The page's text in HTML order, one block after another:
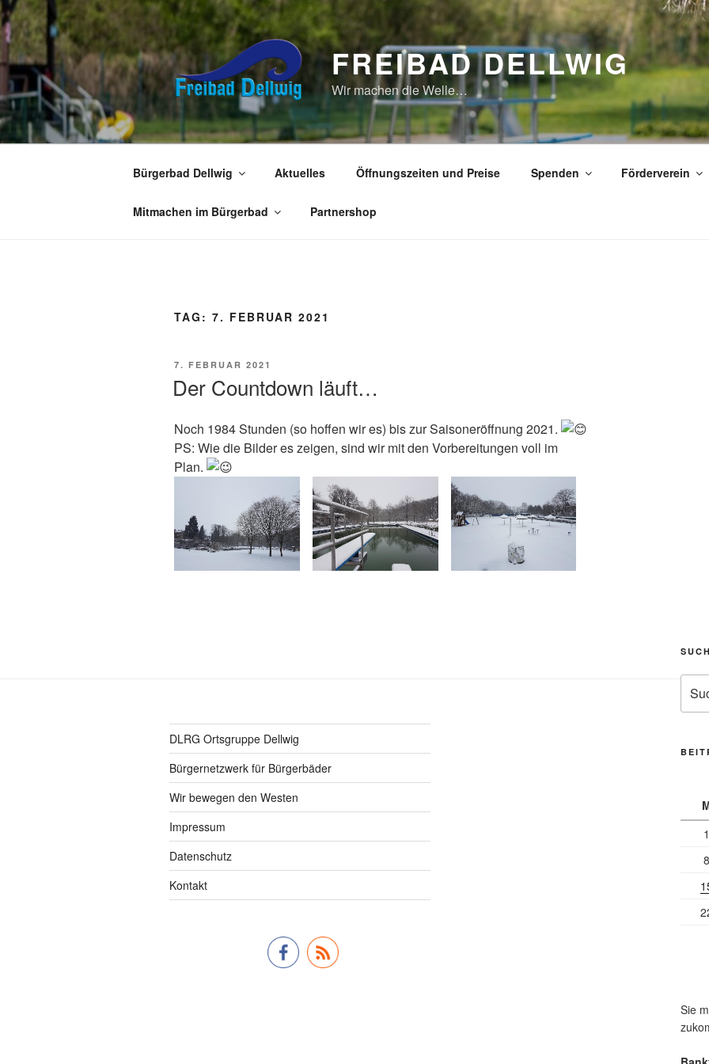
Zum
Inhalt
springen
FREIBAD DELLWIG
Wir machen die Welle…
Bürgerbad Dellwig Aktuelles Öffnungszeiten und Preise Spenden Förderverein
Mitmachen im Bürgerbad Partnershop
TAG: 7. FEBRUAR 2021
VERÖFFENTLICHT
7. FEBRUAR 2021
Der Countdown läuft…
Noch 1984 Stunden (so hoffen wir es) bis zur Saisoneröffnung 2021.
PS: Wie die Bilder es zeigen, sind wir mit den Vorbereitungen voll im
Plan.
1
8
Sie
DLRG Ortsgruppe Dellwig
Bürgernetzwerk für Bürgerbäder
Wir bewegen den Westen
Impressum
Datenschutz
Kontakt